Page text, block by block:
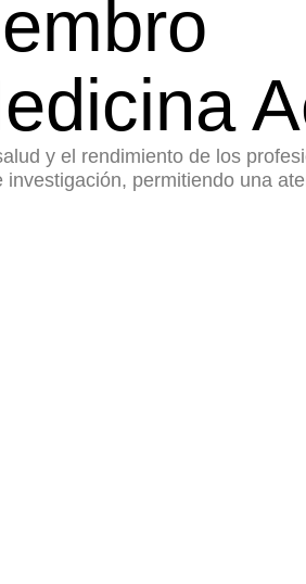
y el rendimiento de los
permitiendo una